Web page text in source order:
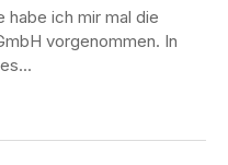
habe ich mir mal die
vorgenommen. In